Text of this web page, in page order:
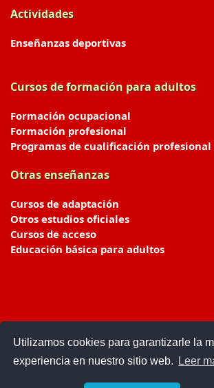
Utilizamos cookies para garantizarle la
experiencia en nuestro sitio web.
Leer
Actividades
Enseñanzas deportivas
Cursos de formación para adultos
Formación ocupacional
Formación profesional
Programas de cualificación profesional
Otras enseñanzas
Cursos de adaptación
Otros estudios oficiales
Cursos de acceso
Educación básica para adultos